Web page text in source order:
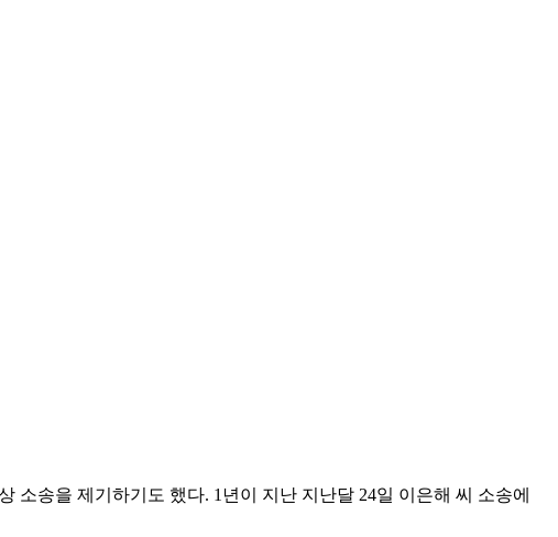
소송을 제기하기도 했다. 1년이 지난 지난달 24일 이은해 씨 소송에